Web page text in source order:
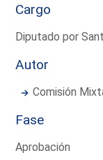
Cargo
Diputado por
Autor
Comisión
Fase
Aprobación